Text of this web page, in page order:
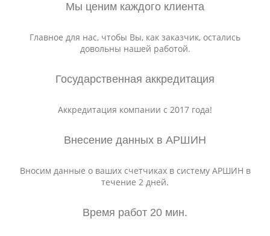
Мы ценим каждого клиента
Главное для нас, чтобы Вы, как заказчик, остались
довольны нашей работой.
Государственная аккредитация
Аккредитация компании с 2017 года!
Внесение данных в АРШИН
Вносим данные о ваших счетчиках в систему АРШИН в
течение 2 дней.
Время работ 20 мин.